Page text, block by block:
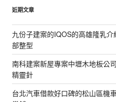
字:
近期文章
九份子建案的IQOS的高雄隆乳
部整型
南科建案新屋專案中壢木地板公
精靈針
台北汽車借款好口碑的松山區機